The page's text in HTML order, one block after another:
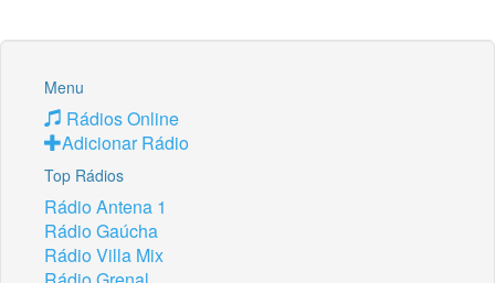
Menu
Rádios Online
Adicionar Rádio
Top Rádios
Rádio Antena 1
Rádio Gaúcha
Rádio Villa Mix